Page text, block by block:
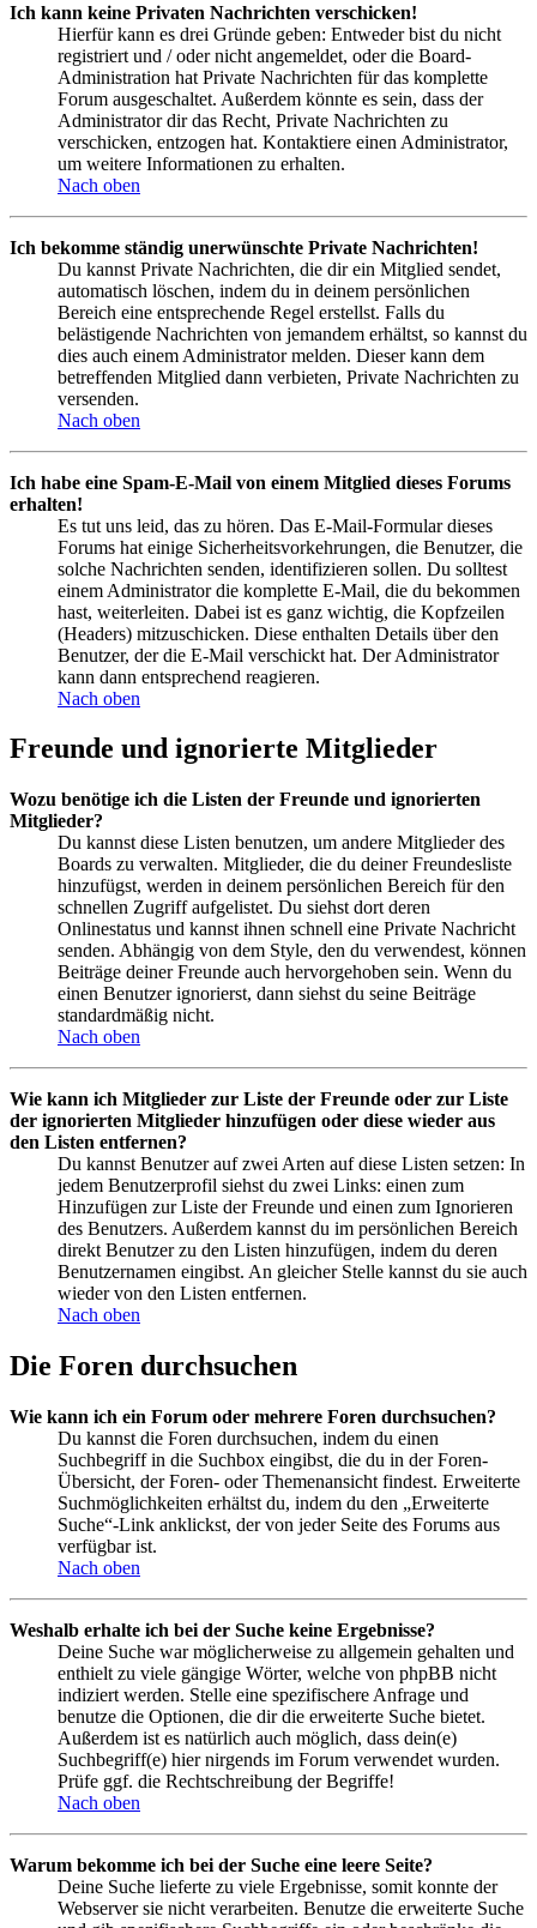
Ich kann keine Privaten Nachrichten verschicken!
Hierfür kann es drei Gründe geben: Entweder bist du nicht
registriert und / oder nicht angemeldet, oder die Board-
Administration hat Private Nachrichten für das komplette
Forum ausgeschaltet. Außerdem könnte es sein, dass der
Administrator dir das Recht, Private Nachrichten zu
verschicken, entzogen hat. Kontaktiere einen Administrator,
um weitere Informationen zu erhalten.
Nach oben
Ich bekomme ständig unerwünschte Private Nachrichten!
Du kannst Private Nachrichten, die dir ein Mitglied sendet,
automatisch löschen, indem du in deinem persönlichen
Bereich eine entsprechende Regel erstellst. Falls du
belästigende Nachrichten von jemandem erhältst, so kannst du
dies auch einem Administrator melden. Dieser kann dem
betreffenden Mitglied dann verbieten, Private Nachrichten zu
versenden.
Nach oben
Ich habe eine Spam-E-Mail von einem Mitglied dieses Forums
erhalten!
Es tut uns leid, das zu hören. Das E-Mail-Formular dieses
Forums hat einige Sicherheitsvorkehrungen, die Benutzer, die
solche Nachrichten senden, identifizieren sollen. Du solltest
einem Administrator die komplette E-Mail, die du bekommen
hast, weiterleiten. Dabei ist es ganz wichtig, die Kopfzeilen
(Headers) mitzuschicken. Diese enthalten Details über den
Benutzer, der die E-Mail verschickt hat. Der Administrator
kann dann entsprechend reagieren.
Nach oben
Freunde und ignorierte Mitglieder
Wozu benötige ich die Listen der Freunde und ignorierten
Mitglieder?
Du kannst diese Listen benutzen, um andere Mitglieder des
Boards zu verwalten. Mitglieder, die du deiner Freundesliste
hinzufügst, werden in deinem persönlichen Bereich für den
schnellen Zugriff aufgelistet. Du siehst dort deren
Onlinestatus und kannst ihnen schnell eine Private Nachricht
senden. Abhängig von dem Style, den du verwendest, können
Beiträge deiner Freunde auch hervorgehoben sein. Wenn du
einen Benutzer ignorierst, dann siehst du seine Beiträge
standardmäßig nicht.
Nach oben
Wie kann ich Mitglieder zur Liste der Freunde oder zur Liste
der ignorierten Mitglieder hinzufügen oder diese wieder aus
den Listen entfernen?
Du kannst Benutzer auf zwei Arten auf diese Listen setzen: In
jedem Benutzerprofil siehst du zwei Links: einen zum
Hinzufügen zur Liste der Freunde und einen zum Ignorieren
des Benutzers. Außerdem kannst du im persönlichen Bereich
direkt Benutzer zu den Listen hinzufügen, indem du deren
Benutzernamen eingibst. An gleicher Stelle kannst du sie auch
wieder von den Listen entfernen.
Nach oben
Die Foren durchsuchen
Wie kann ich ein Forum oder mehrere Foren durchsuchen?
Du kannst die Foren durchsuchen, indem du einen
Suchbegriff in die Suchbox eingibst, die du in der Foren-
Übersicht, der Foren- oder Themenansicht findest. Erweiterte
Suchmöglichkeiten erhältst du, indem du den „Erweiterte
Suche“-Link anklickst, der von jeder Seite des Forums aus
verfügbar ist.
Nach oben
Weshalb erhalte ich bei der Suche keine Ergebnisse?
Deine Suche war möglicherweise zu allgemein gehalten und
enthielt zu viele gängige Wörter, welche von phpBB nicht
indiziert werden. Stelle eine spezifischere Anfrage und
benutze die Optionen, die dir die erweiterte Suche bietet.
Außerdem ist es natürlich auch möglich, dass dein(e)
Suchbegriff(e) hier nirgends im Forum verwendet wurden.
Prüfe ggf. die Rechtschreibung der Begriffe!
Nach oben
Warum bekomme ich bei der Suche eine leere Seite?
Deine Suche lieferte zu viele Ergebnisse, somit konnte der
Webserver sie nicht verarbeiten. Benutze die erweiterte Suche